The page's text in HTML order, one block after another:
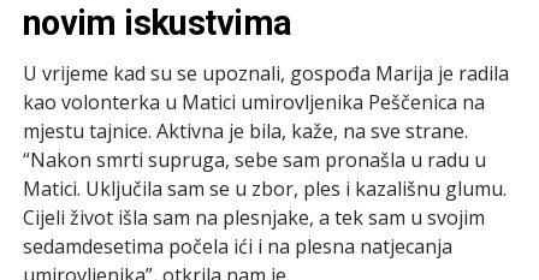
novim iskustvima
U vrijeme kad su se upoznali, gospođa Marija je radila
kao volonterka u Matici umirovljenika Peščenica na
mjestu tajnice. Aktivna je bila, kaže, na sve strane.
“Nakon smrti supruga, sebe sam pronašla u radu u
Matici. Uključila sam se u zbor, ples i kazališnu glumu.
Cijeli život išla sam na plesnjake, a tek sam u svojim
sedamdesetima počela ići i na plesna natjecanja